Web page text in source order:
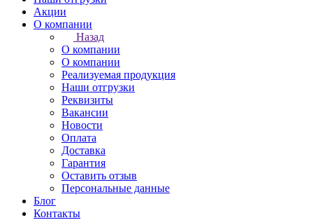
Акции
О компании
Назад
О компании
О компании
Реализуемая продукция
Наши отгрузки
Реквизиты
Вакансии
Новости
Оплата
Доставка
Гарантия
Оставить отзыв
Персональные данные
Блог
Контакты